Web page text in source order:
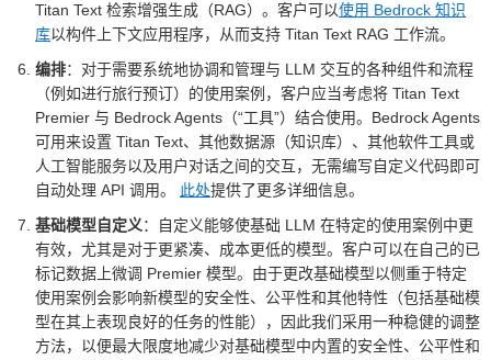
Titan Text 检索增强生成（RAG）。客户可以使用 Bedrock 知识
库以构件上下文应用程序，从而支持 Titan Text RAG 工作流。
编排：对于需要系统地协调和管理与 LLM 交互的各种组件和流程
（例如进行旅行预订）的使用案例，客户应当考虑将 Titan Text
Premier 与 Bedrock Agents（“工具”）结合使用。Bedrock Agents
可用来设置 Titan Text、其他数据源（知识库）、其他软件工具或
人工智能服务以及用户对话之间的交互，无需编写自定义代码即可
自动处理 API 调用。 此处提供了更多详细信息。
基础模型自定义：自定义能够使基础 LLM 在特定的使用案例中更
有效，尤其是对于更紧凑、成本更低的模型。客户可以在自己的已
标记数据上微调 Premier 模型。由于更改基础模型以侧重于特定
使用案例会影响新模型的安全性、公平性和其他特性（包括基础模
型在其上表现良好的任务的性能），因此我们采用一种稳健的调整
方法，以便最大限度地减少对基础模型中内置的安全性、公平性和